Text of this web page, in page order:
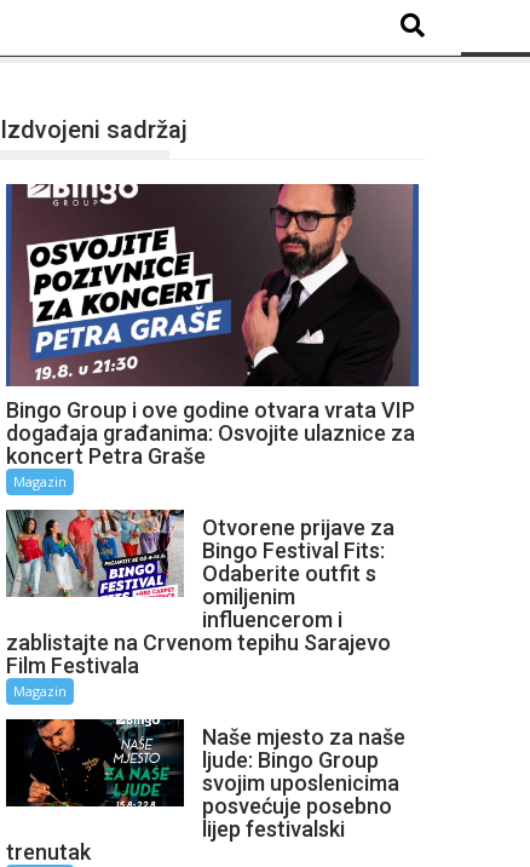
Izdvojeni sadržaj
Bingo Group i ove godine otvara vrata VIP
događaja građanima: Osvojite ulaznice za
koncert Petra Graše
Magazin
Otvorene prijave za
Bingo Festival Fits:
Odaberite outfit s
omiljenim
influencerom i
zablistajte na Crvenom tepihu Sarajevo
Film Festivala
Magazin
Naše mjesto za naše
ljude: Bingo Group
svojim uposlenicima
posvećuje posebno
lijep festivalski
trenutak